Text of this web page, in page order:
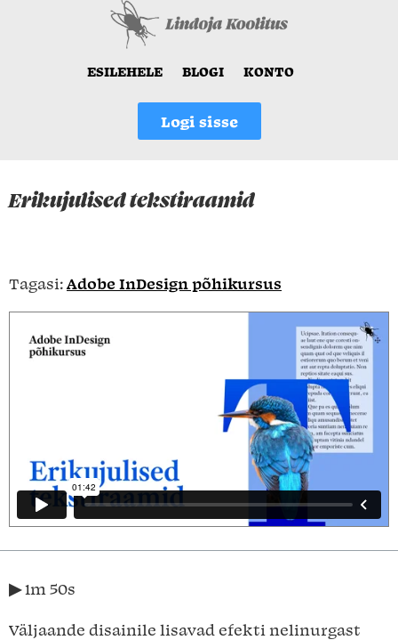
ESILEHELE BLOGI KONTO
Logi sisse
Erikujulised tekstiraamid
Tagasi:Adobe InDesign põhikursus
▶︎ 1m 50s
Väljaande disainile lisavad efekti nelinurgast